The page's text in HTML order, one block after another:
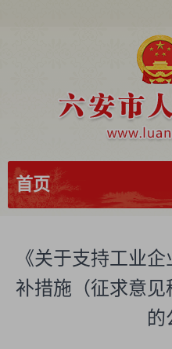
首页
《关于支持工业
补措施（征求意
的